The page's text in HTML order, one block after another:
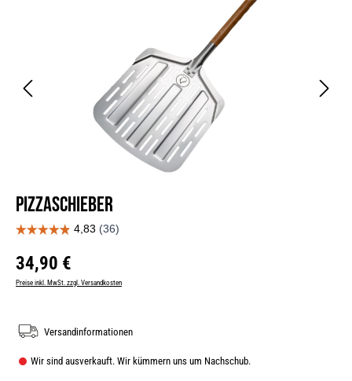
Pizzaschieber
Regulärer Preis:
34,90 €
Preise inkl. MwSt. zzgl. Versandkosten
Versandinformationen
Wir sind ausverkauft. Wir kümmern uns um Nachschub.